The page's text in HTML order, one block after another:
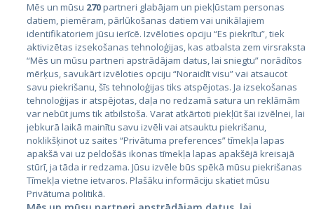
Страны
Эстония
Латвия
Литва
Mēs un mūsu 270partneri glabājam un piekļūstam personas
datiem, piemēram, pārlūkošanas datiem vai unikālajiem
identifikatoriem jūsu ierīcē. Izvēloties opciju “Es piekrītu”, tiek
aktivizētas izsekošanas tehnoloģijas, kas atbalsta zem virsraksta
“Mēs un mūsu partneri apstrādājam datus, lai sniegtu” norādītos
mērķus, savukārt izvēloties opciju “Noraidīt visu” vai atsaucot
savu piekrišanu, šīs tehnoloģijas tiks atspējotas. Ja izsekošanas
tehnoloģijas ir atspējotas, daļa no redzamā satura un reklāmām
var nebūt jums tik atbilstoša. Varat atkārtoti piekļūt šai izvēlnei, lai
jebkurā laikā mainītu savu izvēli vai atsauktu piekrišanu,
noklikšķinot uz saites “Privātuma preferences” tīmekļa lapas
apakšā vai uz peldošās ikonas tīmekļa lapas apakšējā kreisajā
stūrī, ja tāda ir redzama. Jūsu izvēle būs spēkā mūsu piekrišanas
Tīmekļa vietne ietvaros. Plašāku informāciju skatiet mūsu
Privātuma politikā.